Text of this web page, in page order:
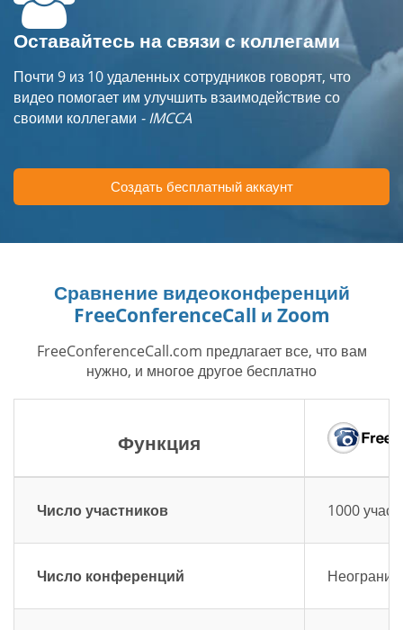
Оставайтесь на связи с коллегами
Почти 9 из 10 удаленных сотрудников говорят, что
видео помогает им улучшить взаимодействие со
своими коллегами - IMCCA
Создать бесплатный аккаунт
Сравнение видеоконференций
FreeConferenceCall и Zoom
FreeConferenceCall.com предлагает все, что вам
нужно, и многое другое бесплатно
Функция
Число участников 1000
Число конференций